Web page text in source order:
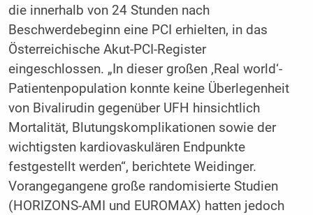
die innerhalb von 24 Stunden nach
Beschwerdebeginn eine PCI erhielten, in das
Österreichische Akut-PCI-Register
eingeschlossen. „In dieser großen ‚Real world‘-
Patientenpopulation konnte keine Überlegenheit
von Bivalirudin gegenüber UFH hinsichtlich
Mortalität, Blutungskomplikationen sowie der
wichtigsten kardiovaskulären Endpunkte
festgestellt werden“, berichtete Weidinger.
Vorangegangene große randomisierte Studien
(HORIZONS-AMI und EUROMAX) hatten jedoch